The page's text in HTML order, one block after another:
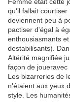
qu'il fallait
deviennent peu à
pactiser d'égal à
enthousiasmants
destabilisants).
Altérité magnifiée
façon de joueravec
Les bizarreries de
n'étaient aux yeux
style. Les